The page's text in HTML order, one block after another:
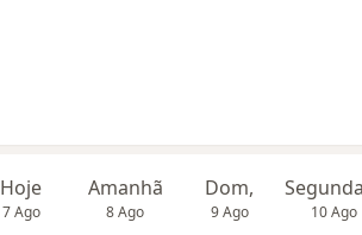
Hoje
7 Ago
Amanhã
8 Ago
Dom,
9 Ago 10 Ago